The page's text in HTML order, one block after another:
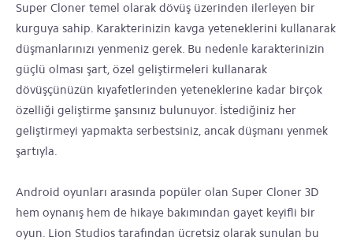
Super Cloner temel olarak dövüş üzerinden ilerleyen bir
kurguya sahip. Karakterinizin kavga yeteneklerini kullanarak
düşmanlarınızı yenmeniz gerek. Bu nedenle karakterinizin
güçlü olması şart, özel geliştirmeleri kullanarak
dövüşçünüzün kıyafetlerinden yeteneklerine kadar birçok
özelliği geliştirme şansınız bulunuyor. İstediğiniz her
geliştirmeyi yapmakta serbestsiniz, ancak düşmanı yenmek
şartıyla.
Android oyunları arasında popüler olan Super Cloner 3D
hem oynanış hem de hikaye bakımından gayet keyifli bir
oyun. Lion Studios tarafından ücretsiz olarak sunulan bu